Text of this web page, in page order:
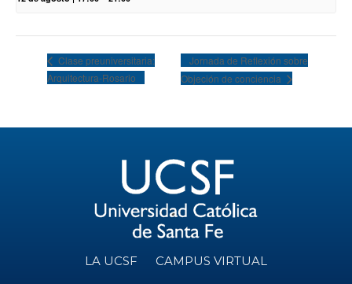
Clase preuniversitaria:
Arquitectura-Rosario
Jornada de Reflexión sobre
Objeción de conciencia
LA UCSF CAMPUS VIRTUAL